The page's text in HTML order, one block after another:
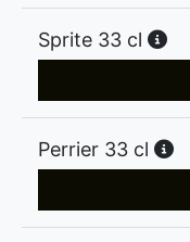
Sprite 33 cl
Perrier 33 cl